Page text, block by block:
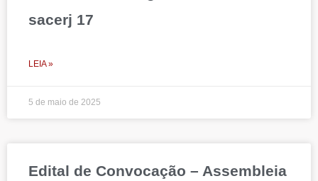
sacerj 17
LEIA »
5 de maio de 2025
Edital de Convocação – Assembleia